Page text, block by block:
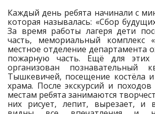
Каждый день ребята начинали с
которая называлась: «Сбор
За время работы лагеря дети
часть, мемориальный комплекс
местное отделение департамента
пожарную часть. Ещё для
организован познавательный
Тышкевичей, посещение костёла и
храма. После экскурсий и
местам ребята занимаются
них рисует, лепит, вырезает, и